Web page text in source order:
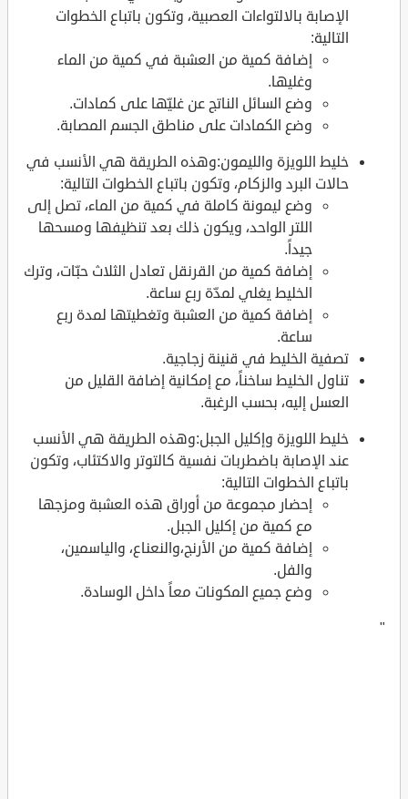
الإصابة بالالتواءات العصبية، وتكون باتباع الخطوات
التالية:
إضافة كمية من العشبة في كمية من الماء
وغليها.
وضع السائل الناتج عن غليّها على كمادات.
وضع الكمادات على مناطق الجسم المصابة.
خليط اللويزة والليمون:وهذه الطريقة هي الأنسب في
حالات البرد والزكام، وتكون باتباع الخطوات التالية:
وضع ليمونة كاملة في كمية من الماء، تصل إلى
اللتر الواحد، ويكون ذلك بعد تنظيفها ومسحها
جيداً.
إضافة كمية من القرنقل تعادل الثلاث حبّات، وترك
الخليط يغلي لمدّة ربع ساعة.
إضافة كمية من العشبة وتغطيتها لمدة ربع
ساعة.
تصفية الخليط في قنينة زجاجية.
تناول الخليط ساخناً، مع إمكانية إضافة القليل من
العسل إليه، بحسب الرغبة.
خليط اللويزة وإكليل الجبل:وهذه الطريقة هي الأنسب
عند الإصابة باضطربات نفسية كالتوتر والاكتئاب، وتكون
باتباع الخطوات التالية:
إحضار مجموعة من أوراق هذه العشبة ومزجها
مع كمية من إكليل الجبل.
إضافة كمية من الأرنج،والنعناع، والياسمين،
والفل.
وضع جميع المكونات معاً داخل الوسادة.
"